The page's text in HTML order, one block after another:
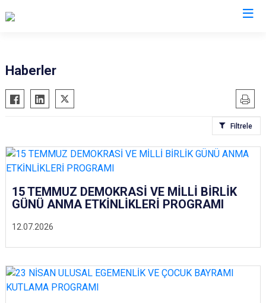
Haberler
Filtrele
12.07.2026
15 TEMMUZ DEMOKRASİ VE MİLLİ BİRLİK
GÜNÜ ANMA ETKİNLİKLERİ PROGRAMI